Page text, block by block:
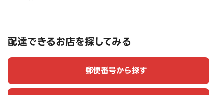
配達できるお店を探してみる
郵便番号から探す